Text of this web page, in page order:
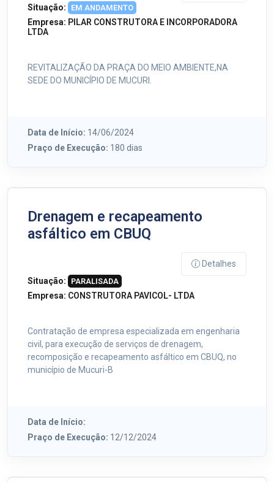
Situação:
EM ANDAMENTO
Empresa: PILAR CONSTRUTORA E INCORPORADORA
LTDA
REVITALIZAÇÃO DA PRAÇA DO MEIO AMBIENTE,NA
SEDE DO MUNICÍPIO DE MUCURI.
Data de Início: 14/06/2024
Praço de Execução: 180 dias
Drenagem e recapeamento
asfáltico em CBUQ
Detalhes
Situação:
PARALISADA
Empresa: CONSTRUTORA PAVICOL- LTDA
Contratação de empresa especializada em engenharia
civil, para execução de serviços de drenagem,
recomposição e recapeamento asfáltico em CBUQ, no
município de Mucuri-B
Data de Início:
Praço de Execução: 12/12/2024